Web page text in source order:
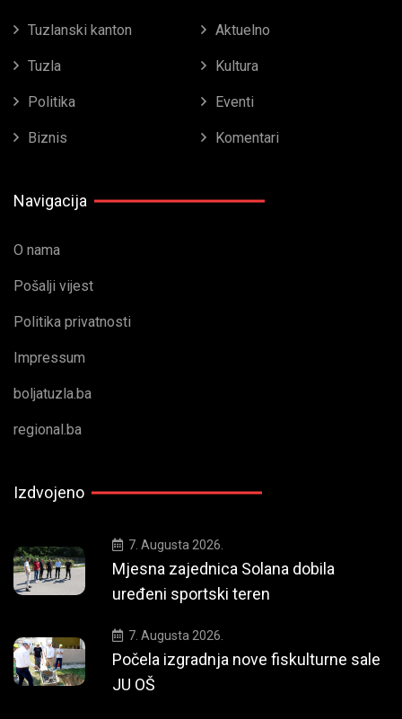
Tuzlanski kanton Aktuelno
Tuzla Kultura
Politika Eventi
Biznis Komentari
Navigacija
O nama
Pošalji vijest
Politika privatnosti
Impressum
boljatuzla.ba
regional.ba
Izdvojeno
7. Augusta 2026.
Mjesna zajednica Solana dobila
uređeni sportski teren
7. Augusta 2026.
Počela izgradnja nove fiskulturne sale
JU OŠ